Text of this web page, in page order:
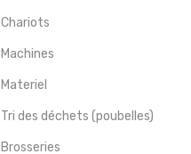
Chariots
Machines
Materiel
Tri des déchets (poubelles)
Brosseries